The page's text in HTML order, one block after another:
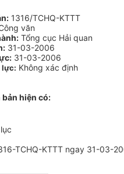
1316/TCHQ-KTTT
văn
Tổng cục Hải quan
31-03-2006
31-03-2006
lực: Không xác định
hiện có:
TCHQ-KTTT ngay 31-03-